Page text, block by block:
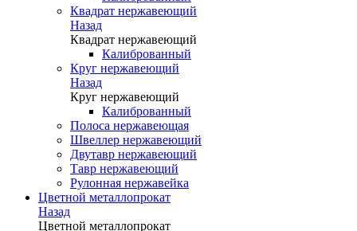
Квадрат нержавеющий
Назад
Квадрат нержавеющий
Калиброванный
Круг нержавеющий
Назад
Круг нержавеющий
Калиброванный
Полоса нержавеющая
Швеллер нержавеющий
Двутавр нержавеющий
Тавр нержавеющий
Рулонная нержавейка
Цветной металлопрокат
Назад
Цветной металлопрокат